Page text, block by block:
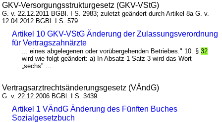
GKV-Versorgungsstrukturgesetz (GKV-VStG)
G. v. 22.12.2011 BGBl. I S. 2983; zuletzt geändert durch Artikel 8a G. v.
12.04.2012 BGBl. I S. 579
Artikel 10 GKV-VStG Änderung der Zulassungsverordnung
für Vertragszahnärzte
... eines abgelegenen oder vorübergehenden Betriebes." 10. §32
wird wie folgt geändert: a) In Absatz 1 Satz 3 wird das Wort
„sechs" ...
Vertragsarztrechtsänderungsgesetz (VÄndG)
G. v. 22.12.2006 BGBl. I S. 3439
Artikel 1 VÄndG Änderung des Fünften Buches
Sozialgesetzbuch